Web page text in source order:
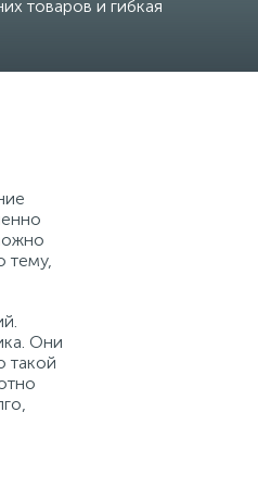
товаров и гибкая
тему,
Они
такой